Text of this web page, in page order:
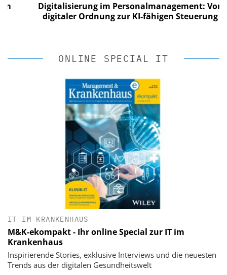
Digitalisierung im Personalmanagement: Von
digitaler Ordnung zur KI-fähigen Steuerung
ONLINE SPECIAL IT
IT IM KRANKENHAUS
M&K-ekompakt - Ihr online Special zur IT im
Krankenhaus
Inspirierende Stories, exklusive Interviews und die neuesten
Trends aus der digitalen Gesundheitswelt